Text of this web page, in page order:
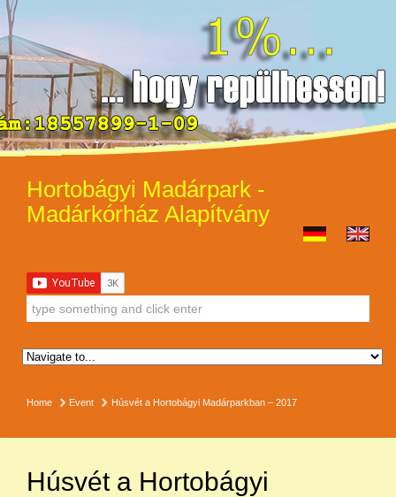
Hortobágyi Madárpark -
Madárkórház Alapítvány
Home Event Húsvét a Hortobágyi Madárparkban – 2017
Húsvét a Hortobágyi